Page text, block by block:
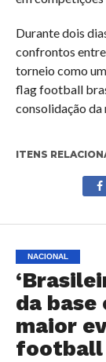
Durante dois
confrontos
torneio como
flag football
consolidação
ITENS
NACIONAL
da base
maior
football